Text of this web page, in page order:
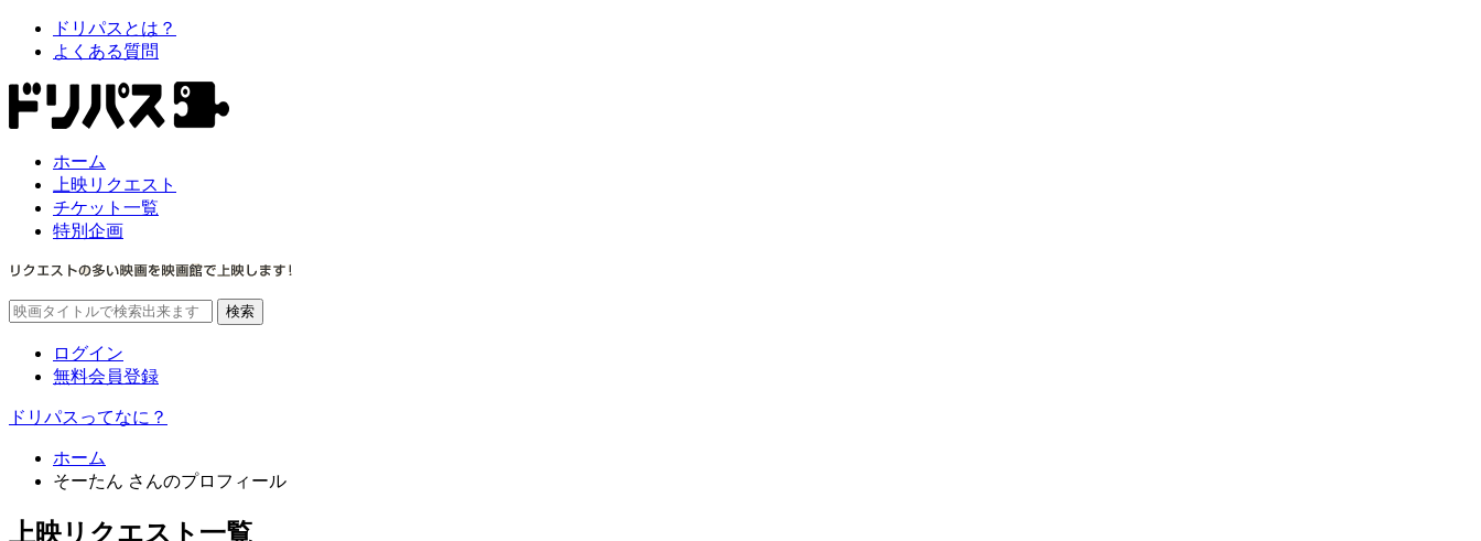
ドリパスとは？
よくある質問
ホーム
上映リクエスト
チケット一覧
特別企画
ログイン
無料会員登録
ドリパスってなに？
ホーム
そーたん さんのプロフィール
上映リクエスト一覧